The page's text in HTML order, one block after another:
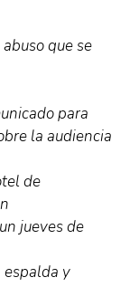
que se
para
la audiencia
de
jueves de
espalda y